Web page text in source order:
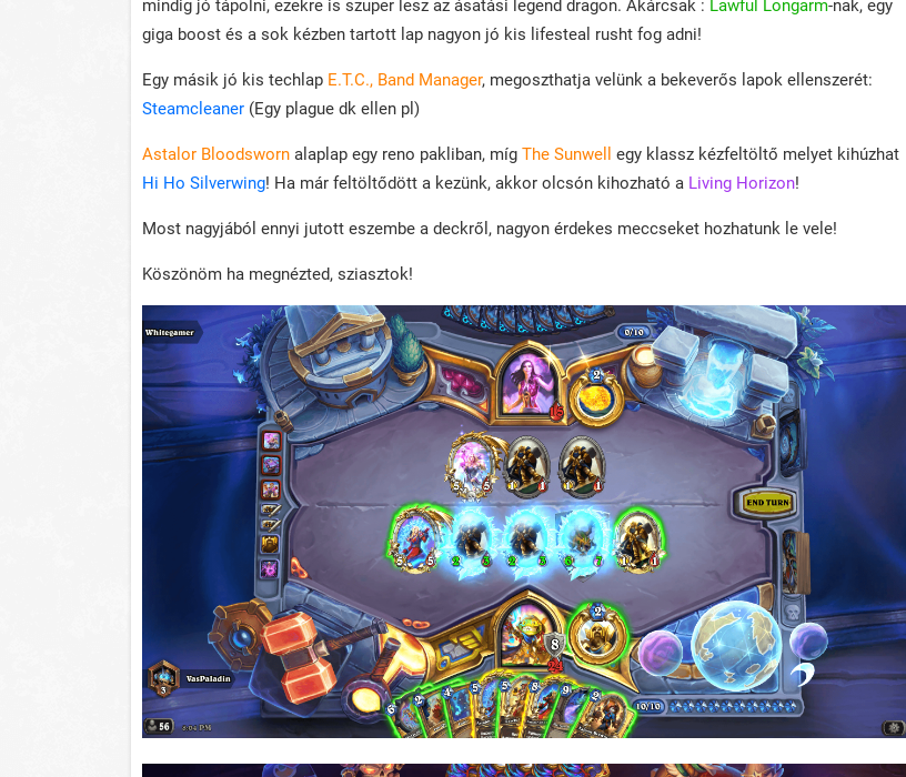
mindig jó tápolni, ezekre is szuper lesz az ásatási legend dragon. Akárcsak : Lawful Longarm-nak, egy
giga boost és a sok kézben tartott lap nagyon jó kis lifesteal rusht fog adni!
Egy másik jó kis techlap E.T.C., Band Manager, megoszthatja velünk a bekeverős lapok ellenszerét:
Steamcleaner (Egy plague dk ellen pl)
Astalor Bloodsworn alaplap egy reno pakliban, míg The Sunwell
egy klassz kézfeltöltő melyet kihúzhat
Hi Ho Silverwing! Ha már feltöltődött a kezünk, akkor olcsón kihozható a Living Horizon!
Most nagyjából ennyi jutott eszembe a deckről, nagyon érdekes meccseket hozhatunk le vele!
Köszönöm ha megnézted, sziasztok!